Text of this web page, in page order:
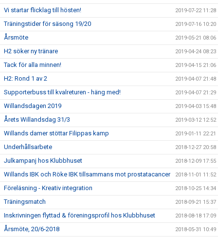
Vi startar flicklag till hösten! 2019-07-22 11:28
Träningstider för säsong 19/20 2019-07-16 10:20
Årsmöte 2019-05-21 08:06
H2 söker ny tränare 2019-04-24 08:23
Tack för alla minnen! 2019-04-15 21:06
H2: Rond 1 av 2 2019-04-07 21:48
Supporterbuss till kvalreturen - häng med! 2019-04-07 21:29
Willandsdagen 2019 2019-04-03 15:48
Årets Willandsdag 31/3 2019-03-12 12:52
Willands damer stöttar Filippas kamp 2019-01-11 22:21
Underhållsarbete 2018-12-27 20:58
Julkampanj hos Klubbhuset 2018-12-09 17:55
Willands IBK och Röke IBK tillsammans mot prostatacancer 2018-11-01 11:52
Föreläsning - Kreativ integration 2018-10-25 14:34
Träningsmatch 2018-09-21 15:37
Inskrivningen flyttad & föreningsprofil hos Klubbhuset 2018-08-18 17:09
Årsmöte, 20/6-2018 2018-05-31 10:49